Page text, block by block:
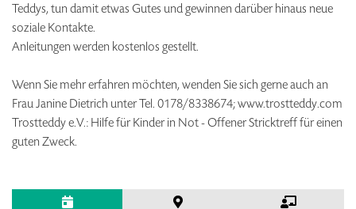
Teddys, tun damit etwas Gutes und gewinnen darüber hinaus neue
soziale Kontakte.
Anleitungen werden kostenlos gestellt.
Wenn Sie mehr erfahren möchten, wenden Sie sich gerne auch an
Frau Janine Dietrich unter Tel. 0178/8338674; www.trostteddy.com
Trostteddy e.V.: Hilfe für Kinder in Not - Offener Stricktreff für einen
guten Zweck.